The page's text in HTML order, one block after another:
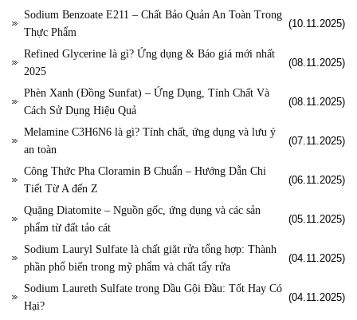
Sodium Benzoate E211 – Chất Bảo Quản An Toàn Trong
Thực Phẩm
(10.11.2025)
Refined Glycerine là gì? Ứng dụng & Báo giá mới nhất
2025
(08.11.2025)
Phèn Xanh (Đồng Sunfat) – Ứng Dụng, Tính Chất Và
Cách Sử Dụng Hiệu Quả
(08.11.2025)
Melamine C3H6N6 là gì? Tính chất, ứng dụng và lưu ý
an toàn
(07.11.2025)
Công Thức Pha Cloramin B Chuẩn – Hướng Dẫn Chi
Tiết Từ A đến Z
(06.11.2025)
Quặng Diatomite – Nguồn gốc, ứng dụng và các sản
phẩm từ đất tảo cát
(05.11.2025)
Sodium Lauryl Sulfate là chất giặt rửa tổng hợp: Thành
phần phổ biến trong mỹ phẩm và chất tẩy rửa
(04.11.2025)
Sodium Laureth Sulfate trong Dầu Gội Đầu: Tốt Hay Có
Hại?
(04.11.2025)